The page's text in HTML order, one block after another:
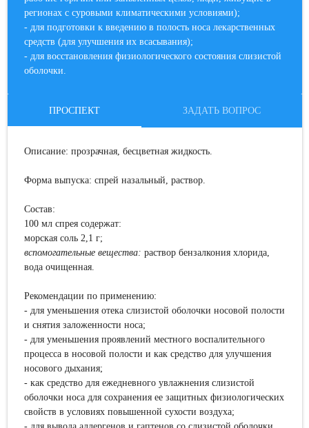
регионах с суровыми климатическими условиями);
- для подготовки к введению в полость носа лекарственных
средств (для улучшения их всасывания);
- для восстановления физиологического состояния слизистой
оболочки.
ПРОСПЕКТ ЗАДАТЬ ВОПРОС
Описание: прозрачная, бесцветная жидкость.
Форма выпуска: спрей назальный, раствор.
Состав:
100 мл спрея содержат:
морская соль 2,1 г;
вспомогательные вещества: раствор бензалкония хлорида,
вода очищенная.
Рекомендации по применению:
- для уменьшения отека слизистой оболочки носовой полости
и снятия заложенности носа;
- для уменьшения проявлений местного воспалительного
процесса в носовой полости и как средство для улучшения
носового дыхания;
- как средство для ежедневного увлажнения слизистой
оболочки носа для сохранения ее защитных физиологических
свойств в условиях повышенной сухости воздуха;